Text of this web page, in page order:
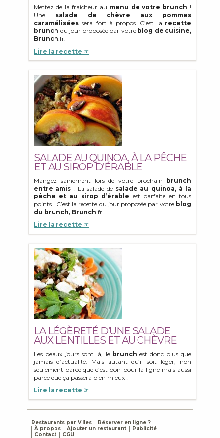
Mettez de la fraîcheur au menu de votre brunch !
Une salade de chèvre aux pommes
caraméliséessera fort à propos. C’est la recette
brunch du jour proposée par votre blog de cuisine,
Brunch.fr.
Lire la recette ☞
SALADE AU QUINOA, À LA PÊCHE
ET AU SIROP D’ÉRABLE
Mangez sainement lors de votre prochain
brunch
entre amis ! La salade de salade au quinoa, à la
pêche et au sirop d’érable est parfaite en tous
points ! C’est la recette du jour proposée par votre blog
du brunch, Brunch.fr.
Lire la recette ☞
LA LÉGÈRETÉ D’UNE SALADE
AUX LENTILLES ET AU CHÈVRE
Les beaux jours sont là, le brunchest donc plus que
jamais d’actualité. Mais autant qu’il soit léger, non
seulement parce que c’est bon pour la ligne mais aussi
parce que ça passera bien mieux !
Lire la recette ☞
Restaurants par Villes
Réserver en ligne ?
À propos
Ajouter un restaurant
Publicité
Contact
CGU